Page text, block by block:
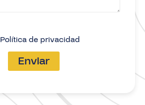
Política de privacidad